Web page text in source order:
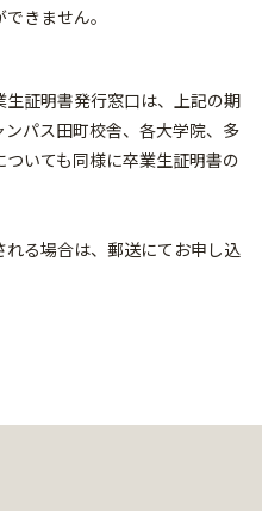
きません。
証明書発行窓口は、上記の期
パス田町校舎、各大学院、多
いても同様に卒業生証明書の
る場合は、郵送にてお申し込